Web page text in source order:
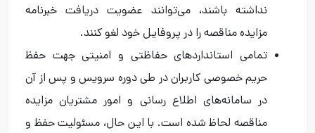
نداشته باشند، می‌توانند عضویت دریافت خبرنامه
مزایده مناقصه را در پروفایل خود لغو کنند.
تمامی استانداردهای حفاظتی و امنیتی جهت حفظ
حریم خصوصی کاربران در طی دوره سرویس و پس از آن
در سامانه‌های اطلاع رسانی و امور مشتریان مزایده
مناقصه لحاظ شده است. با این حال، مسئولیت حفظ و